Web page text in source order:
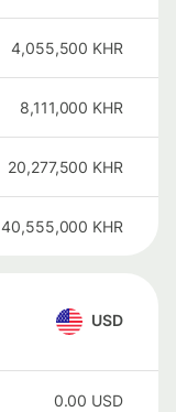
4,055,500 KHR
8,111,000 KHR
20,277,500 KHR
40,555,000 KHR
USD
0.00 USD